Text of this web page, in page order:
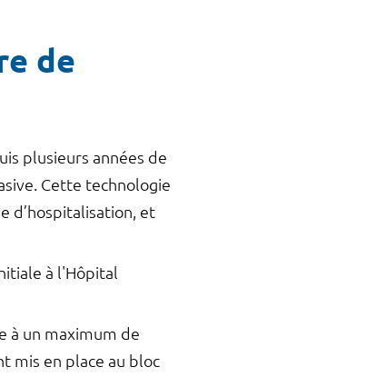
de
plusieurs années de
Cette technologie
d’hospitalisation, et
à l'Hôpital
à un maximum de
mis en place au bloc